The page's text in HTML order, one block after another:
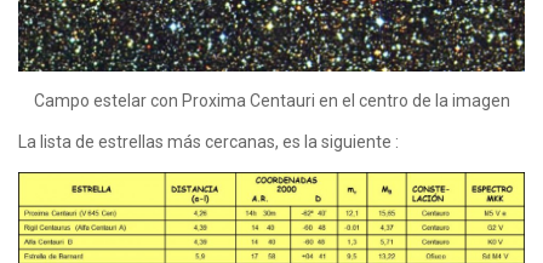
Campo estelar con Proxima Centauri en el centro de la imagen
La lista de estrellas más cercanas, es la siguiente :